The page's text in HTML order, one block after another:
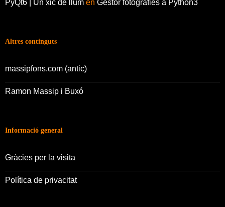
PyQt6 | Un xic de llum en Gestor fotografies a Python3
Altres continguts
massipfons.com (antic)
Ramon Massip i Buxó
Informació general
Gràcies per la visita
Política de privacitat